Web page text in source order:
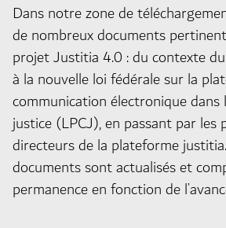
Dans notre zone de
de nombreux documents
projet Justitia 4.0 : du contexte
à la nouvelle loi fédérale sur la
communication électronique dans
justice (LPCJ), en passant par les
directeurs de la plateforme
documents sont actualisés et
permanence en fonction de